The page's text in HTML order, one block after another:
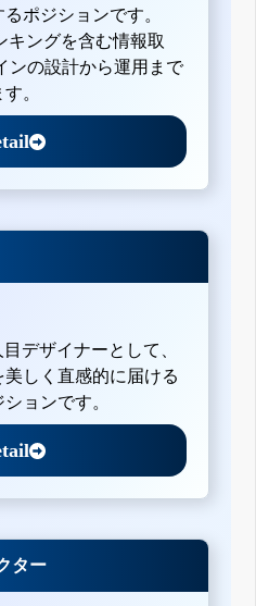
ポジションです。
キングを含む情報取
ンの設計から運用まで
。
デザイナーとして、
しく直感的に届ける
ョンです。
ター